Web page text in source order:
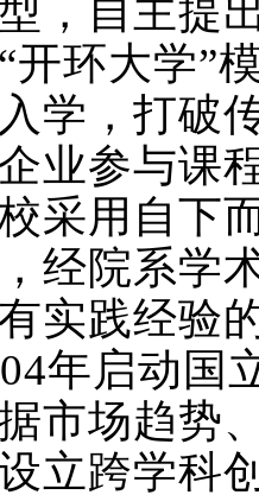
，自主提
开环大学”
学，打破
业参与课
采用自下
经院系学
实践经验
年启动国
市场趋势
立跨学科